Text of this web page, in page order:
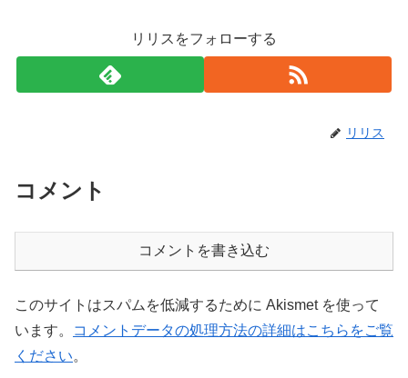
リリスをフォローする
リリス
コメント
コメントを書き込む
このサイトはスパムを低減するために Akismet を使って
います。
コメントデータの処理方法の詳細はこちらをご覧
ください。